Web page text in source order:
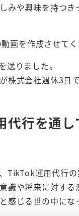
みや興味を持つ
画を作成させてく
送りました。
株式会社週休3日
行を通
TikTok運用代行
識や将来に対す
感じる世の中にな